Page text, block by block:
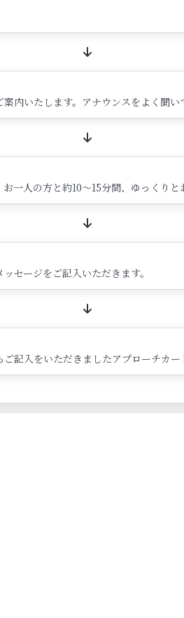
内いたします。アナウンスをよく聞い
一人の方と約10～15分間、ゆっくりと
セージをご記入いただきます。
記入をいただきましたアプローチカー